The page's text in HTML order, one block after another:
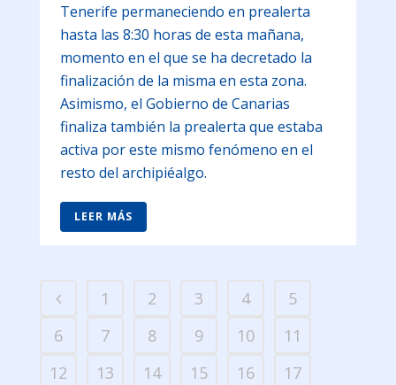
Tenerife permaneciendo en prealerta
hasta las 8:30 horas de esta mañana,
momento en el que se ha decretado la
finalización de la misma en esta zona.
Asimismo, el Gobierno de Canarias
finaliza también la prealerta que estaba
activa por este mismo fenómeno en el
resto del archipiéalgo.
LEER MÁS
1 2 3 4
5
6
7 8 9 10
11
12
13 14 15 16
17